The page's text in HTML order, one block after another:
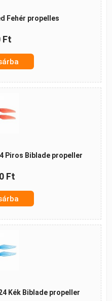
Fehér propelles
Ft
Piros Biblade propeller
Ft
Kék Biblade propeller